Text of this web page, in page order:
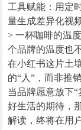
工具赋能：用定
量生成差异化视
> 一杯咖啡的温
个品牌的温度也
在小红书这片土
的“人”，而非推
当品牌愿意放下
好生活的期待，
解读，终将在用